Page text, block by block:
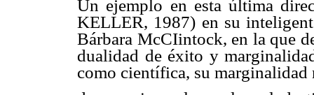
Un ejemplo en esta última
KELLER, 1987) en su
Bárbara McCIintock, en la que
dualidad de éxito y
como científica, su marginalidad